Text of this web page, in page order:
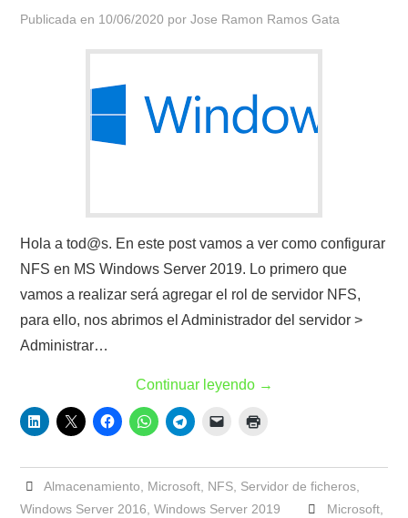
Publicada en 10/06/2020 porJose Ramon Ramos Gata
Hola a tod@s. En este post vamos a ver como configurar
NFS en MS Windows Server 2019. Lo primero que
vamos a realizar será agregar el rol de servidor NFS,
para ello, nos abrimos el Administrador del servidor >
Administrar…
Continuar leyendo →
Almacenamiento Microsoft, NFS, Servidor de ficheros,
Windows Server 2016 ,Windows Server 2019 Microsoft,